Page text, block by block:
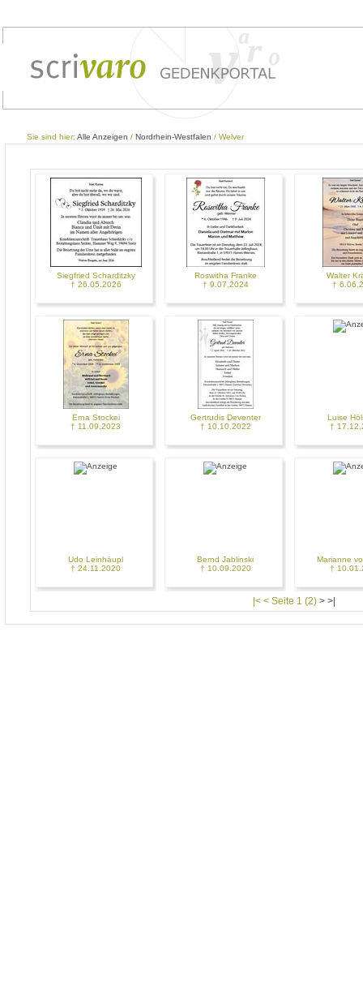
Sie sind hier: Alle Anzeigen / Nordrhein-Westfalen / Welver
Siegfried Scharditzky
† 26.05.2026
Roswitha Franke
† 9.07.2024
Walter
†
Erna Stockei
† 11.09.2023
Gertrudis Deventer
† 10.10.2022
Luise
†
Udo Leinhäupl
† 24.11.2020
Bernd Jablinski
† 10.09.2020
Marianne
†
|< < Seite 1 (2) > >|